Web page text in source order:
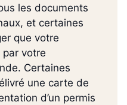
les documents
et certaines
que votre
votre
Certaines
une carte de
d’un permis